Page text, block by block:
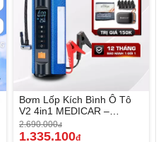
Bơm Lốp Kích Bình Ô Tô
V2 4in1 MEDICAR –
12.000mAh
2.690.000đ
1.335.100đ